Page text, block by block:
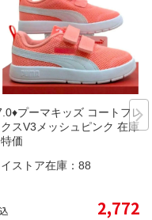
プーマキッズ コートフレ
クスV3メッシュピンク 在庫処
価
ストア在庫： 88
2,772